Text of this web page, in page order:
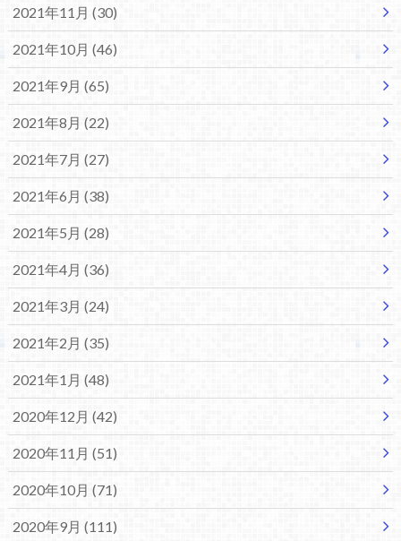
2021年11月 (30)
2021年10月 (46)
2021年9月 (65)
2021年8月 (22)
2021年7月 (27)
2021年6月 (38)
2021年5月 (28)
2021年4月 (36)
2021年3月 (24)
2021年2月 (35)
2021年1月 (48)
2020年12月 (42)
2020年11月 (51)
2020年10月 (71)
2020年9月 (111)